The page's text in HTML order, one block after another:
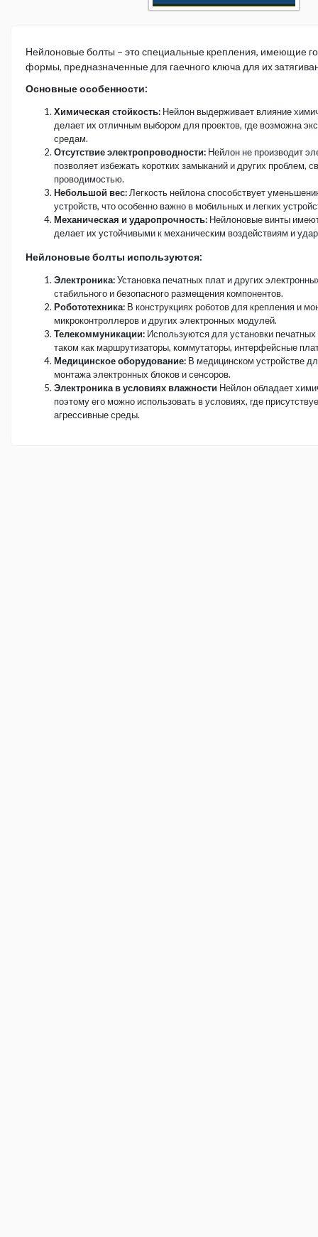
Нейлоновые болты – это специальные крепления, имеющие
формы, предназначенные для гаечного ключа для их
Основные особенности:
Химическая стойкость: Нейлон выдерживает влияние
делает их отличным выбором для проектов, где возможна
средам.
Отсутствие электропроводности: Нейлон не производит
позволяет избежать коротких замыканий и других проблем,
проводимостью.
Небольшой вес: Легкость нейлона способствует
устройств, что особенно важно в мобильных и легких
Механическая и ударопрочность: Нейлоновые винты
делает их устойчивыми к механическим воздействиям и
Нейлоновые болты используются:
Электроника:Установка печатных плат и других
стабильного и безопасного размещения компонентов.
Робототехника: В конструкциях роботов для крепления и
микроконтроллеров и других электронных модулей.
Телекоммуникации: Используются для установки печатных
таком как маршрутизаторы, коммутаторы, интерфейсные
Медицинское оборудование: В медицинском устройстве
монтажа электронных блоков и сенсоров.
Электроника в условиях влажности Нейлон обладает
поэтому его можно использовать в условиях, где
агрессивные среды.